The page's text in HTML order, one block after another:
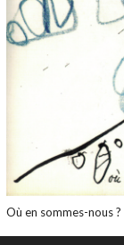
Où en sommes-nous